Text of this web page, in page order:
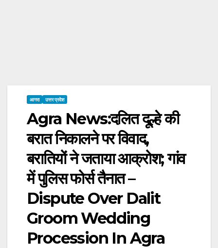
आगरा उत्तर प्रदेश
Agra News:दलित दूल्हे की
बरात निकालने पर विवाद,
बरातियों ने जताया आक्रोश; गांव
में पुलिस फोर्स तैनात –
Dispute Over Dalit
Groom Wedding
Procession In Agra